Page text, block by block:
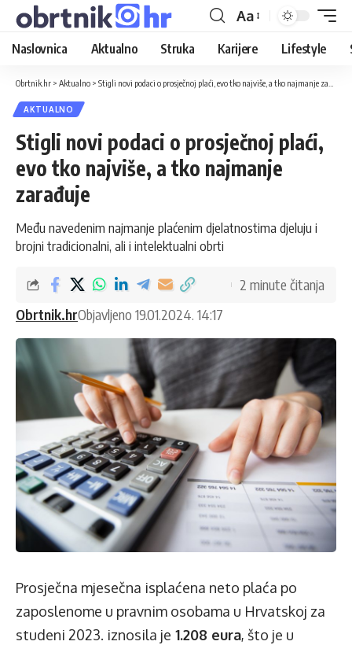
Aa
Naslovnica Aktualno Struka Karijere Lifestyle
Obrtnik.hr > Aktualno > Stigli novi podaci o prosječnoj plaći, evo tko najviše, a tko najmanje zarađuje
AKTUALNO
Stigli novi podaci o prosječnoj plaći,
evo tko najviše, a tko najmanje
zarađuje
Među navedenim najmanje plaćenim djelatnostima djeluju i
brojni tradicionalni, ali i intelektualni obrti
Obrtnik.hrObjavljeno 19.01.2024. 14:17
2 minute čitanja
Prosječna mjesečna isplaćena neto plaća po
zaposlenome u pravnim osobama u Hrvatskoj za
studeni 2023. iznosila je 1.208 eura, što je u